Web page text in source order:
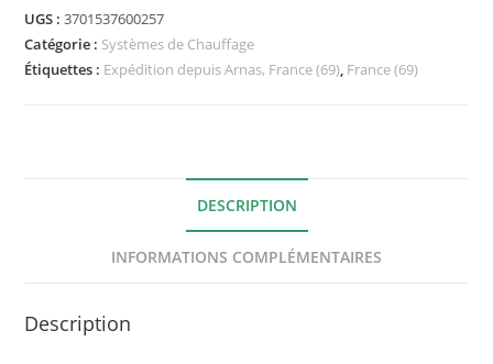
5w
14x15cm
Fourmiculture®
UGS :3701537600257
Catégorie : Systèmes de Chauffage
Étiquettes : Expédition depuis Arnas, France (69), France (69)
DESCRIPTION
INFORMATIONS COMPLÉMENTAIRES
Description